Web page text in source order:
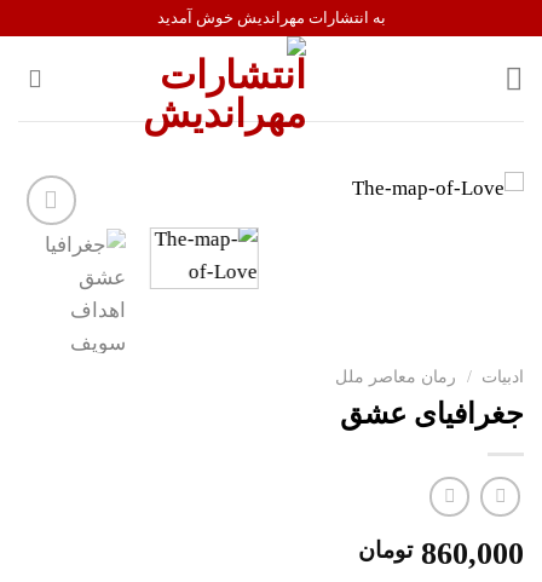
به انتشارات مهراندیش خوش آمدید
افزودن
ادبیات / رمان معاصر ملل
جغرافیای عشق
860,000 تومان